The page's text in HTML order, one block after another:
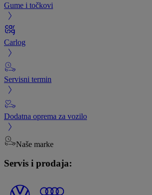
Gume i točkovi
Carlog
Servisni termin
Dodatna oprema za vozilo
Naše marke
Servis i prodaja: